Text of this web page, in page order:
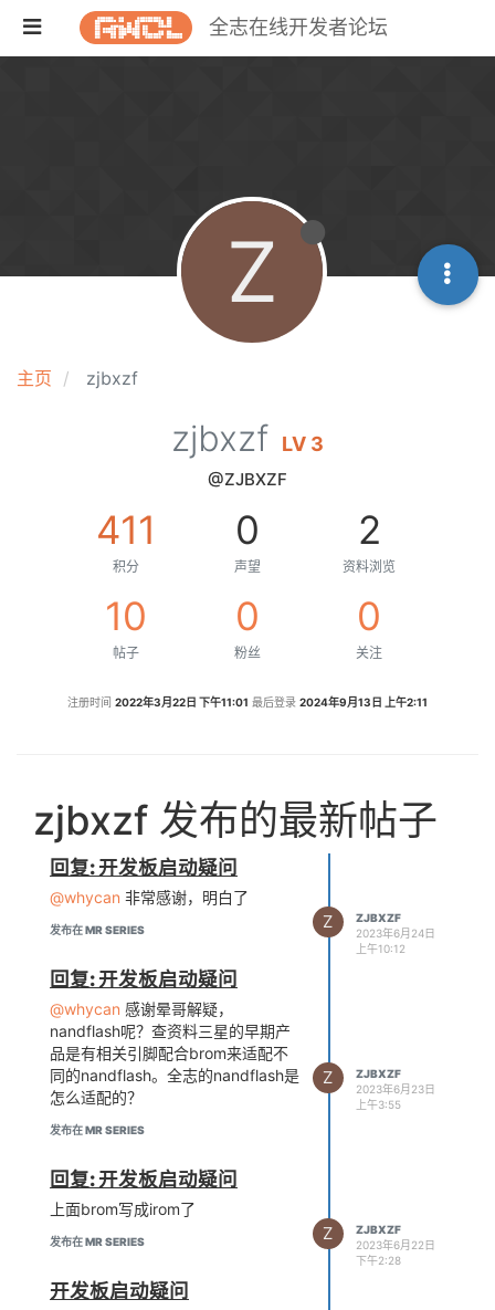
全志在线开发者论坛
主页 zjbxzf
Z
zjbxzf LV 3
@ZJBXZF
411
积分
0
声望
2
资料浏览
10
帖子
0
粉丝
0
关注
注册时间 2022年3月22日 下午11:01 最后登录 2024年9月13日 上午2:11
zjbxzf 发布的最新帖子
回复: 开发板启动疑问
@whycan 非常感谢，明白了
发布在 MR SERIES Z
ZJBXZF
2023年6月24日
上午10:12
回复: 开发板启动疑问
@whycan 感谢晕哥解疑，
nandflash呢？查资料三星的早期产
品是有相关引脚配合brom来适配不
同的nandflash。全志的nandflash是
怎么适配的？
发布在 MR SERIES
Z
ZJBXZF
2023年6月23日
上午3:55
回复: 开发板启动疑问
上面brom写成irom了
发布在 MR SERIES Z
ZJBXZF
2023年6月22日
下午2:28
开发板启动疑问